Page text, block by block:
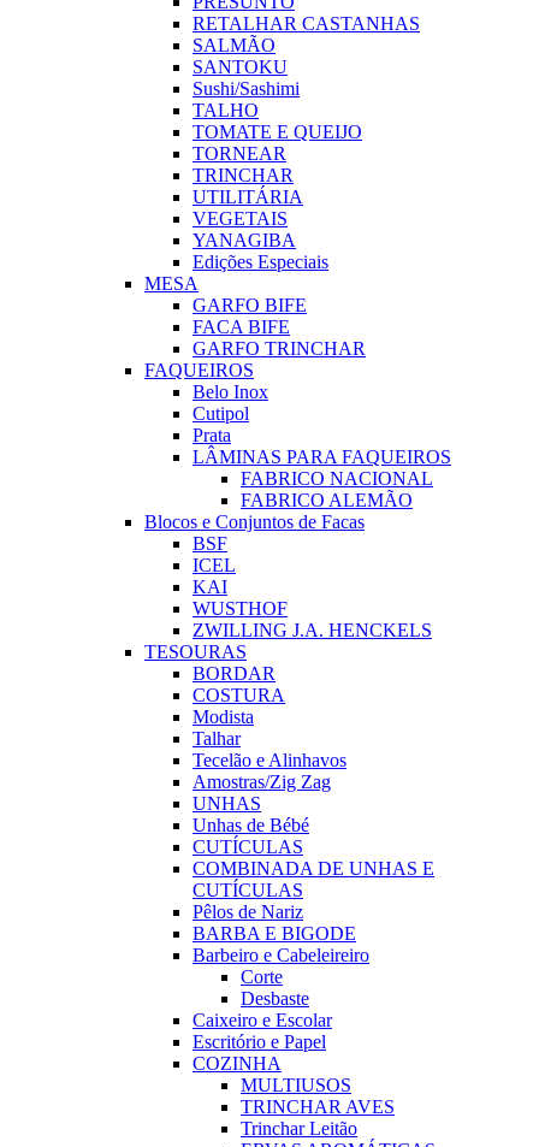
RETALHAR CASTANHAS
SALMÃO
SANTOKU
Sushi/Sashimi
TALHO
TOMATE E QUEIJO
TORNEAR
TRINCHAR
UTILITÁRIA
VEGETAIS
YANAGIBA
Edições Especiais
MESA
GARFO BIFE
FACA BIFE
GARFO TRINCHAR
FAQUEIROS
Belo Inox
Cutipol
Prata
LÂMINAS PARA FAQUEIROS
FABRICO NACIONAL
FABRICO ALEMÃO
Blocos e Conjuntos de Facas
BSF
ICEL
KAI
WUSTHOF
ZWILLING J.A. HENCKELS
TESOURAS
BORDAR
COSTURA
Modista
Talhar
Tecelão e Alinhavos
Amostras/Zig Zag
UNHAS
Unhas de Bébé
CUTÍCULAS
COMBINADA DE UNHAS E
CUTÍCULAS
Pêlos de Nariz
BARBA E BIGODE
Barbeiro e Cabeleireiro
Corte
Desbaste
Caixeiro e Escolar
Escritório e Papel
COZINHA
MULTIUSOS
TRINCHAR AVES
Trinchar Leitão